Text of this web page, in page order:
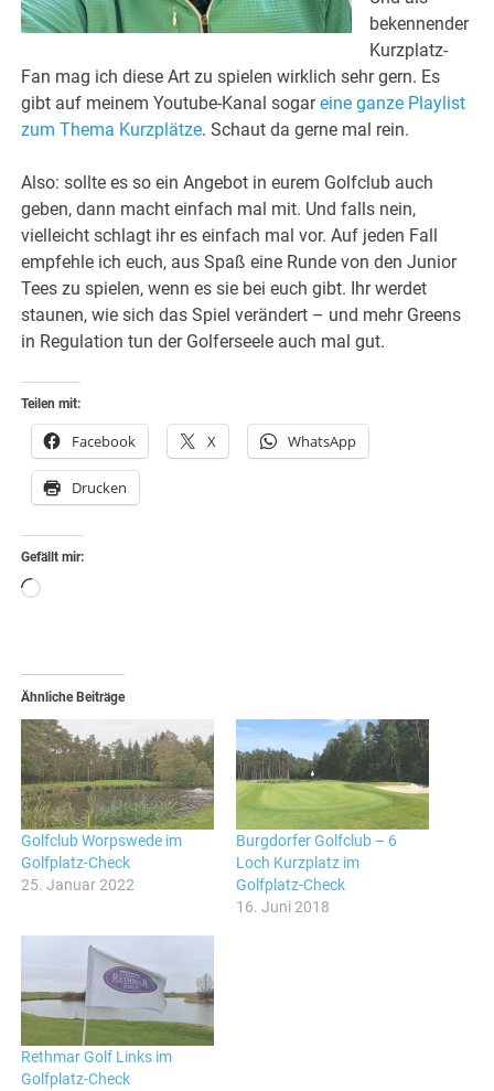
bekennender
Kurzplatz-
Fan mag ich diese Art zu spielen wirklich sehr gern. Es
gibt auf meinem Youtube-Kanal sogareine ganze Playlist
zum Thema Kurzplätze. Schaut da gerne mal rein.
Also: sollte es so ein Angebot in eurem Golfclub auch
geben, dann macht einfach mal mit. Und falls nein,
vielleicht schlagt ihr es einfach mal vor. Auf jeden Fall
empfehle ich euch, aus Spaß eine Runde von den Junior
Tees zu spielen, wenn es sie bei euch gibt. Ihr werdet
staunen, wie sich das Spiel verändert – und mehr Greens
in Regulation tun der Golferseele auch mal gut.
Teilen mit:
Facebook X WhatsApp
Drucken
Gefällt mir:
Wird
Ähnliche Beiträge
Golfclub Worpswede im
Golfplatz-Check
25. Januar 2022
Burgdorfer Golfclub – 6
Loch Kurzplatz im
Golfplatz-Check
16. Juni 2018
Rethmar Golf Links im
Golfplatz-Check